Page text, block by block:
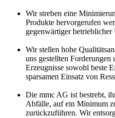
Wir streben eine
Produkte hervorgerufen
gegenwärtiger
Wir stellen hohe
uns gestellten
Erzeugnisse sowohl beste
sparsamen Einsatz von
Die mmc AG ist bestrebt,
Abfälle, auf ein Minimum
zurückzuführen. Wir